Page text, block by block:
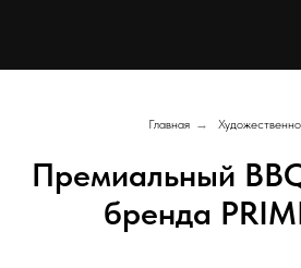
Главная →
Премиальный
бренда